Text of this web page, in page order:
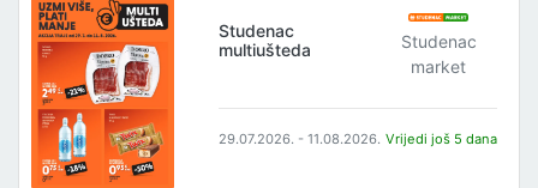
Studenac
multiušteda
Studenac
market
29.07.2026. - 11.08.2026. Vrijedi još 5 dana